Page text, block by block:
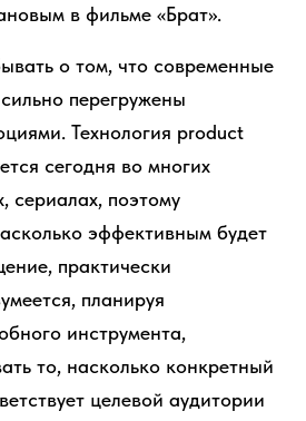
в фильме «Брат».
о том, что современные
перегружены
Технология product
сегодня во многих
сериалах, поэтому
эффективным будет
практически
планируя
инструмента,
то, насколько конкретный
целевой аудитории